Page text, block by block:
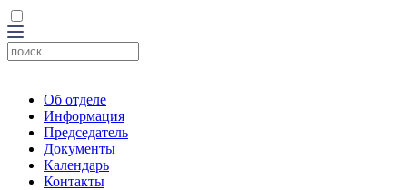
Об отделе
Информация
Председатель
Документы
Календарь
Контакты